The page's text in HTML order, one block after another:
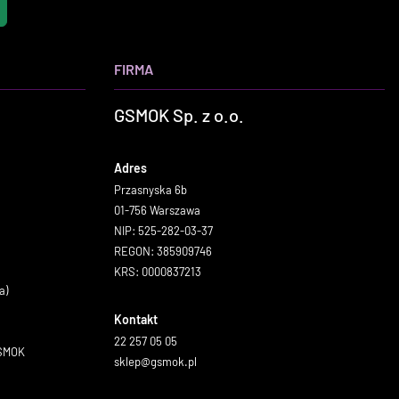
FIRMA
GSMOK Sp. z o.o.
Adres
Przasnyska 6b
01-756 Warszawa
NIP: 525-282-03-37
REGON: 385909746
KRS: 0000837213
Kontakt
22 257 05 05
sklep@gsmok.pl